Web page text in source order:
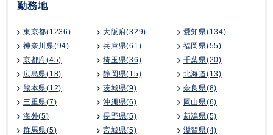
勤務地
東京都(1236) 大阪府(329)
愛知県(134)
神奈川県(94)
兵庫県(61)
福岡県(55)
京都府(45)
埼玉県(36)
千葉県(20)
広島県(18)
静岡県(15)
北海道(13)
熊本県(12)
茨城県(9)
奈良県(8)
三重県(7)
沖縄県(6)
岡山県(6)
海外(5)
長野県(5)
新潟県(5)
群馬県(5)
宮城県(5)
滋賀県(4)